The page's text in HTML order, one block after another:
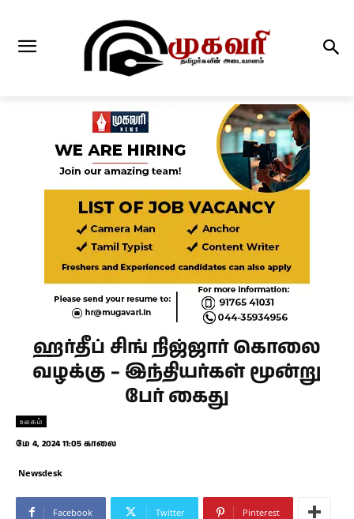
ஹர்தீப் சிங் நிஜ்ஜார் கொலை
வழக்கு – இந்தியர்கள் மூன்று
பேர் கைது
உலகம்
மே 4, 2024 11:05 காலை
Newsdesk
Facebook Twitter Pinterest